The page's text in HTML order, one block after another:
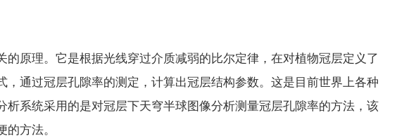
原理。它是根据光线穿过介质减弱的比尔定律，在对植物冠层定义了
通过冠层孔隙率的测定，计算出冠层结构参数。这是目前世界上各种
系统采用的是对冠层下天穹半球图像分析测量冠层孔隙率的方法，该
方法。